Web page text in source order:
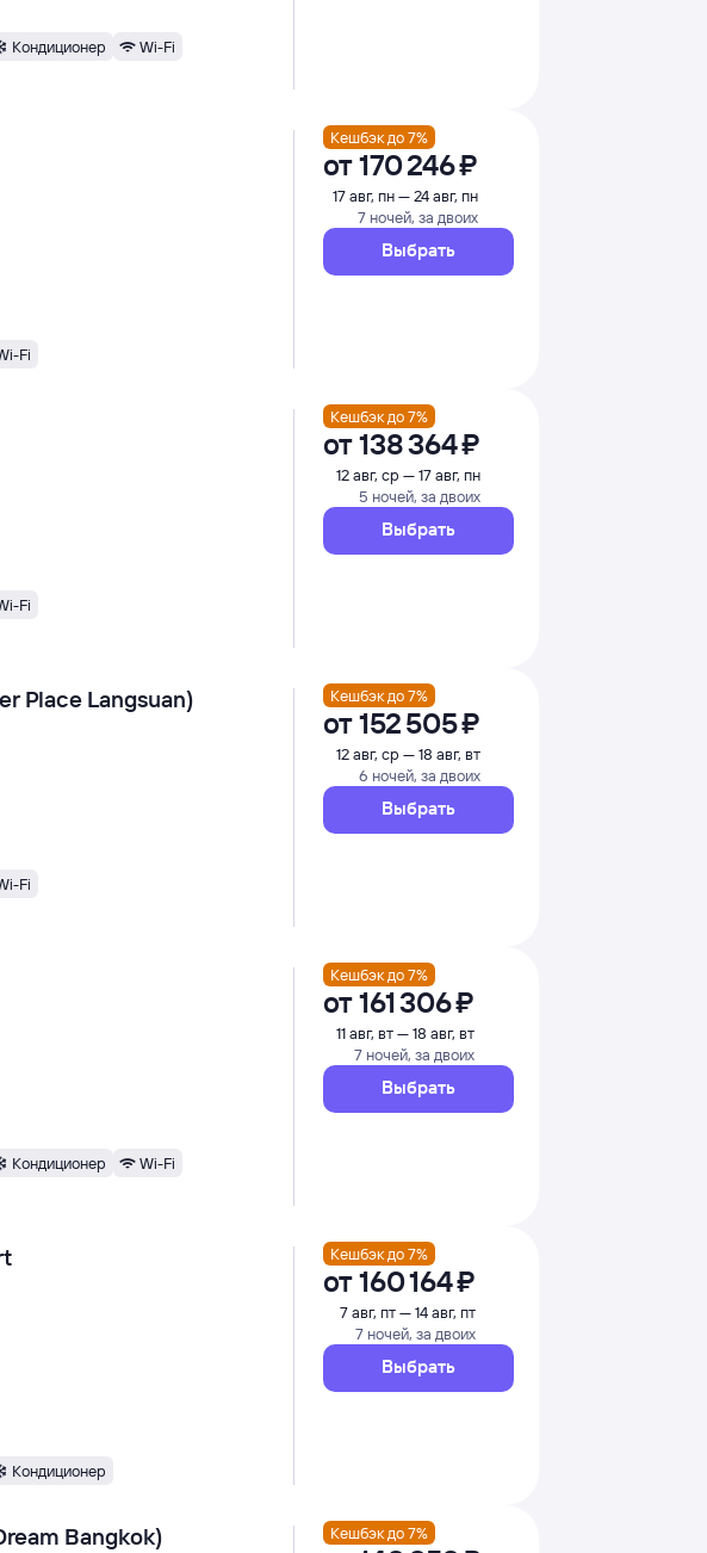
Кондиционер
Wi-Fi
Fi
Кешбэк до 7%
от170 ⁠246 ⁠₽
17 авг, пн — 24 авг, пн
7 ночей, за двоих
Выбрать
Fi
Кешбэк до 7%
от138 ⁠364 ⁠₽
12 авг, ср — 17 авг, пн
5 ночей, за двоих
Выбрать
Place Langsuan)
Fi
Кешбэк до 7%
от152 ⁠505 ⁠₽
12 авг, ср — 18 авг, вт
6 ночей, за двоих
Выбрать
Кондиционер
Wi-Fi
Кешбэк до 7%
от161 ⁠306 ⁠₽
11 авг, вт — 18 авг, вт
7 ночей, за двоих
Выбрать
Кондиционер
Кешбэк до 7%
от160 ⁠164 ⁠₽
7 авг, пт — 14 авг, пт
7 ночей, за двоих
Выбрать
Bangkok) Кешбэк до 7%